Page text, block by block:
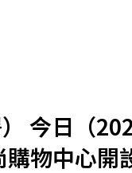
今日（
物中心開